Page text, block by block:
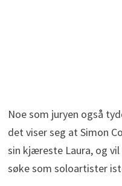
Noe som juryen også
det viser seg at Simon
sin kjæreste Laura, og
søke som soloartister